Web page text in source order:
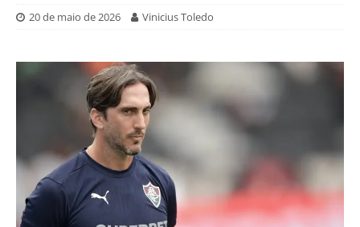
20 de maio de 2026 Vinicius Toledo